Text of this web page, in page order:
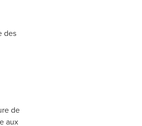
des
de
aux